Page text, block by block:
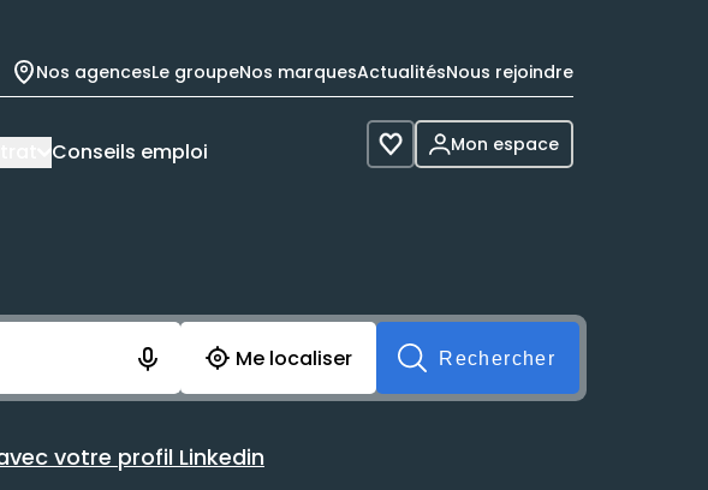
Nos agencesLe groupeNos marquesActualitésNous rejoindre
Conseils emploi Voir les favoris
Mon espace
votre recherche avant soumission du formulaire. Vous
Me localiser
Rechercher
Rechercher avec votre profil Linkedin
votre profil Linkedin